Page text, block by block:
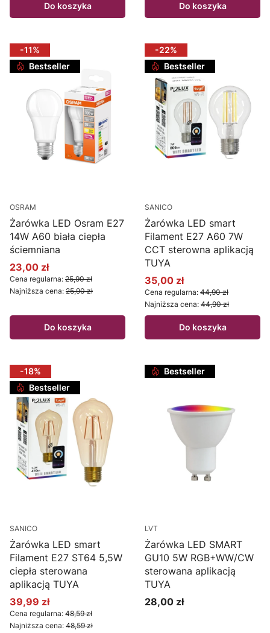
Do koszyka Do koszyka
-11%
Bestseller
OSRAM
Żarówka LED Osram E27
14W A60 biała ciepła
ściemniana
Cena promocyjna
23,00 zł
Cena regularna: 25,90 zł
Najniższa cena: 25,90 zł
Do koszyka
-22%
Bestseller
SANICO
Żarówka LED smart
Filament E27 A60 7W
CCT sterowna aplikacją
TUYA
Cena promocyjna
35,00 zł
Cena regularna: 44,90 zł
Najniższa cena: 44,90 zł
Do koszyka
-18%
Bestseller
SANICO
Żarówka LED smart
Filament E27 ST64 5,5W
ciepła sterowana
aplikacją TUYA
Cena promocyjna
39,99 zł
Cena regularna: 48,59 zł
Najniższa cena: 48,59 zł
Bestseller
LVT
Żarówka LED SMART
GU10 5W RGB+WW/CW
sterowana aplikacją
TUYA
Cena
28,00 zł